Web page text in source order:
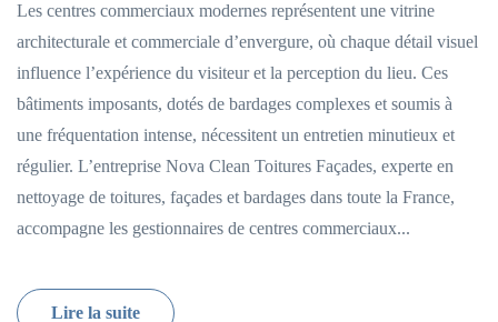
Les centres commerciaux modernes représentent une vitrine
architecturale et commerciale d’envergure, où chaque détail visuel
influence l’expérience du visiteur et la perception du lieu. Ces
bâtiments imposants, dotés de bardages complexes et soumis à
une fréquentation intense, nécessitent un entretien minutieux et
régulier. L’entreprise Nova Clean Toitures Façades, experte en
nettoyage de toitures, façades et bardages dans toute la France,
accompagne les gestionnaires de centres commerciaux...
Lire la suite